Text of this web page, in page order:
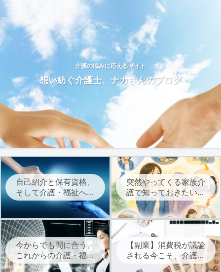
介護の悩みに応えるサイト
想い紡ぐ介護士、ナカさんのブログ
自己紹介と保有資格、
そして介護・福祉への
想いについて
突然やってくる家族介
護で知っておきたい、
介護サービスを始める
までの流れ
今からでも間に合う、
これからの介護・福祉
に必要なAIを学ぶ
【副業】消費税が議論
される今こそ、介護・
福祉職は自立に向けた